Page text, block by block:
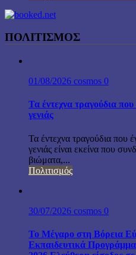
ΠΟΛΙΤΙΣΜΟΣ
01/08/2026 cosmos 0
Τα έντεχνα τραγούδια
γενιάς
Τα έντεχνα τραγούδια που
γενιάς είναι εκείνα που
βιώματα,...
Πολιτισμός
30/07/2026 cosmos 0
Το Μέγαρο στη Βόρεια
Εκπαιδευτικά